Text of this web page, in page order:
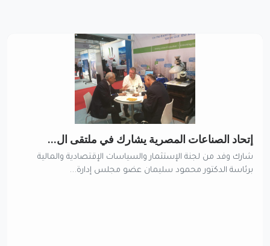
إتحاد الصناعات المصرية يشارك في ملتقى ال...
شارك وفد من لجنة الإستثمار والسياسات الإقتصادية والمالية
برئاسة الدكتور محمود سليمان عضو مجلس إدارة...